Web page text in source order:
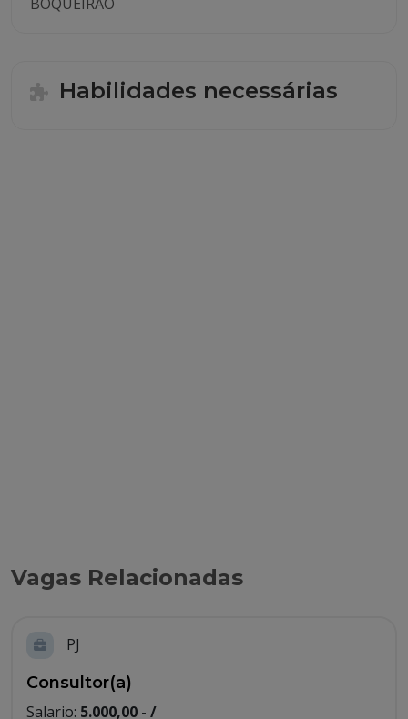
Habilidades necessárias
Vagas Relacionadas
PJ
Consultor(a)
Salario: 5.000,00 - /